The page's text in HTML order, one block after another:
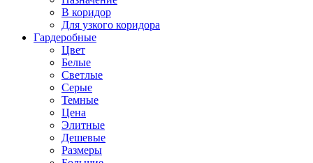
В коридор
Для узкого коридора
Гардеробные
Цвет
Белые
Светлые
Серые
Темные
Цена
Элитные
Дешевые
Размеры